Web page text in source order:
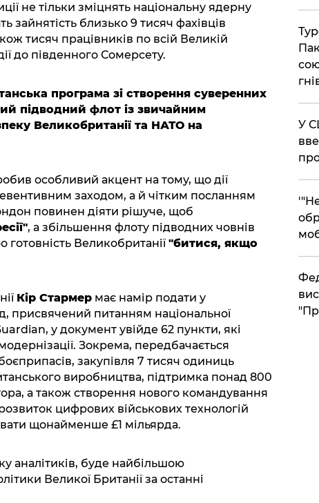
не тільки зміцнять національну ядерну
зайнятість близько 9 тисяч фахівців
тисяч працівників по всій Великій
до південного Сомерсету.
програма зі створення суверенних
підводний флот із звичайним
Великобританії та НАТО на
особливий акцент на тому, що дії
заходом, а й чітким посланням
повинен діяти рішуче, щоб
, а збільшення флоту підводних човнів
Великобританії "битися, якщо
Кір Стармермає намір подати у
присвячений питанням національної
у документ увійде 62 пункти, які
Зокрема, передбачається
закупівля 7 тисяч одиниць
виробництва, підтримка понад 800
а також створення нового командування
цифрових військових технологій
щонайменше £1 мільярда.
аналітиків, буде найбільшою
Великої Британії за останні
​У